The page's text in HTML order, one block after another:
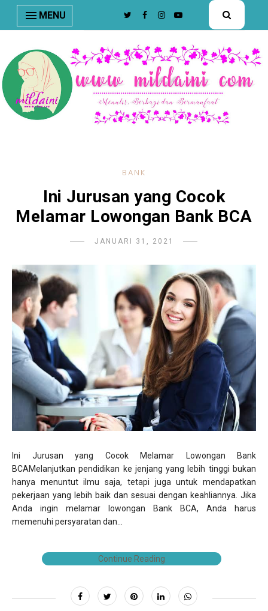
nav#menunav { border-bottom: 1px solid #e8e8e8; }
MENU
BANK
Ini Jurusan yang Cocok
Melamar Lowongan Bank BCA
JANUARI 31, 2021
Ini Jurusan yang Cocok Melamar Lowongan Bank
BCAMelanjutkan pendidikan ke jenjang yang lebih tinggi bukan
hanya menuntut ilmu saja, tetapi juga untuk mendapatkan
pekerjaan yang lebih baik dan sesuai dengan keahliannya. Jika
Anda ingin melamar lowongan Bank BCA, Anda harus
memenuhi persyaratan dan...
Continue Reading